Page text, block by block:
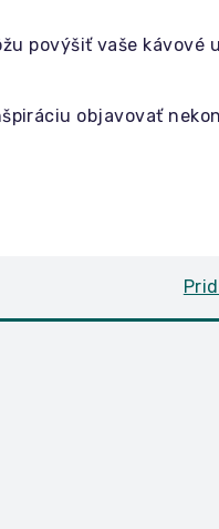
povýšiť vaše kávové
objavovať